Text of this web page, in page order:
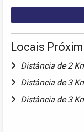
Locais
Distância de 2
Distância de 3
Distância de 3